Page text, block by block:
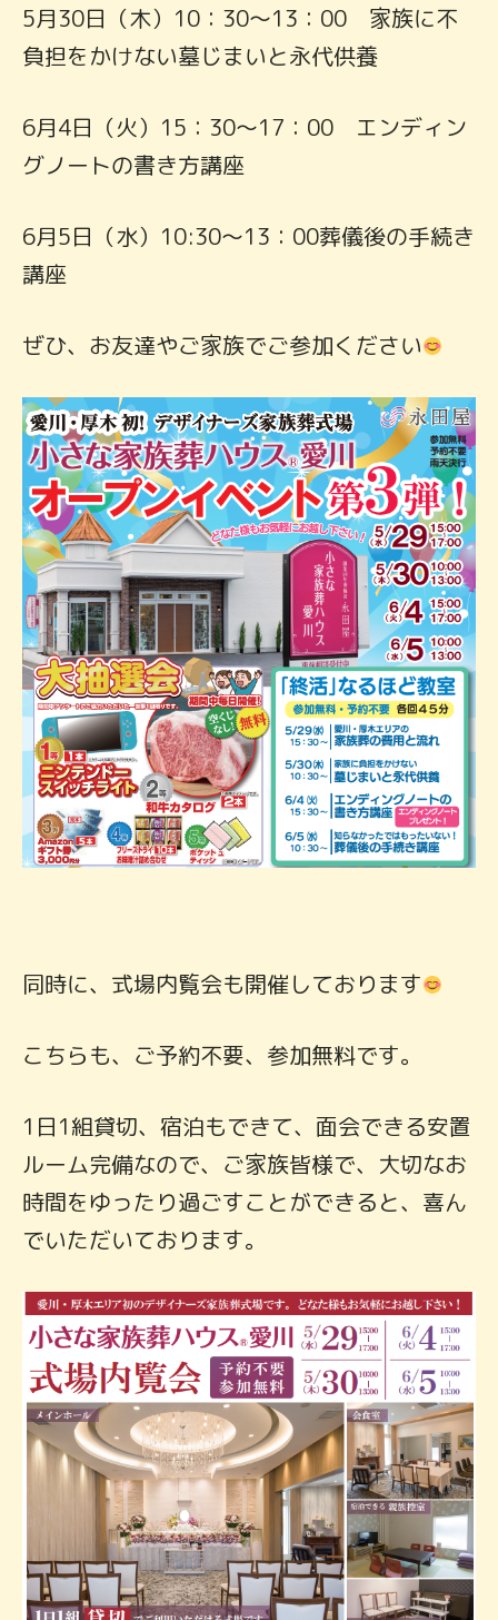
5月30日（木）10：30～13：00 家族に不
負担をかけない墓じまいと永代供養
6月4日（火）15：30～17：00 エンディン
グノートの書き方講座
6月5日（水）10:30～13：00葬儀後の手続き
講座
ぜひ、お友達やご家族でご参加ください
同時に、式場内覧会も開催しております
こちらも、ご予約不要、参加無料です。
1日1組貸切、宿泊もできて、面会できる安置
ルーム完備なので、ご家族皆様で、大切なお
時間をゆったり過ごすことができると、喜ん
でいただいております。